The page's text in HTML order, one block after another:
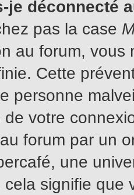
je déconnecté
pas la case
au forum,
Cette
personne
votre
forum par un
une
cela signifie que